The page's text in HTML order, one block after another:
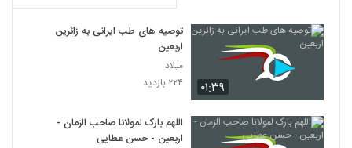
۰۱:۳۹
توصیه های طب ایرانی به زائرین
اربعین
میلاد
۲۲۴ بازدید
اللهم بارک لمولانا صاحب الزمان -
اربعین - حسن عطایی